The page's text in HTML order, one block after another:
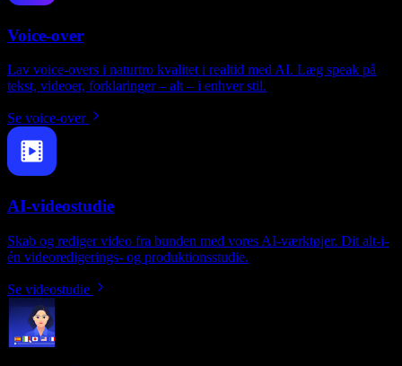
Voice-over
Lav voice-overs i naturtro kvalitet i realtid med AI. Læg speak på
tekst, videoer, forklaringer – alt – i enhver stil.
Se voice-over
AI-videostudie
Skab og rediger video fra bunden med vores AI-værktøjer. Dit alt-i-
én videoredigerings- og produktionsstudie.
Se videostudie